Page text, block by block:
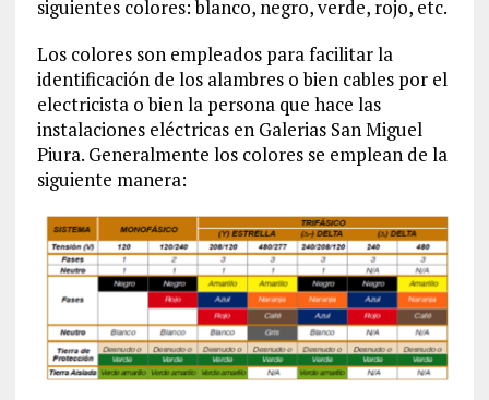
siguientes colores: blanco, negro, verde, rojo, etc.
Los colores son empleados para facilitar la
identificación de los alambres o bien cables por el
electricista o bien la persona que hace las
instalaciones eléctricas en Galerias San Miguel
Piura. Generalmente los colores se emplean de la
siguiente manera: